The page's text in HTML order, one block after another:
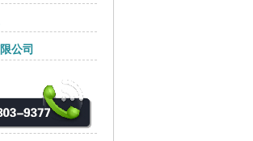
公司